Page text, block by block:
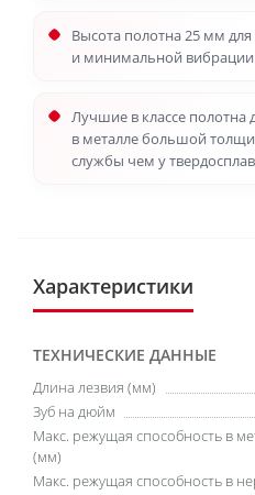
Высота полотна 25 мм
и минимальной
Лучшие в классе полотна
в металле большой
службы чем у
Характеристики
ТЕХНИЧЕСКИЕ ДАННЫЕ
Длина лезвия (мм)
Зуб на дюйм
Макс. режущая способность в
(мм)
Макс. режущая способность в